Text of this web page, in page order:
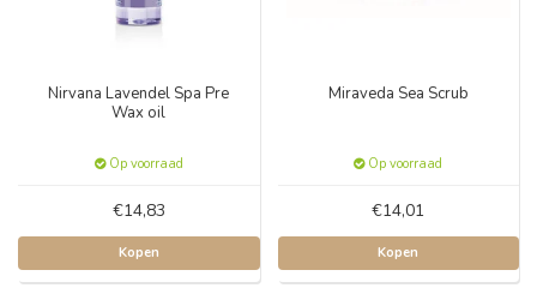
Nirvana Lavendel Spa Pre
Wax oil
Op voorraad
€14,83
Kopen
Miraveda Sea Scrub
Op voorraad
€14,01
Kopen